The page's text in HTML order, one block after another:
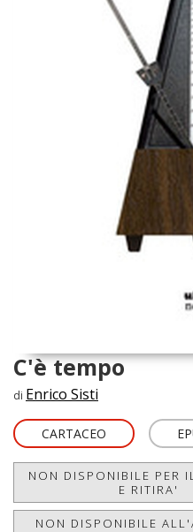
C'è tempo
di Enrico Sisti
CARTACEO
NON DISPONIBILE PER
E RITIRA'
NON DISPONIBILE